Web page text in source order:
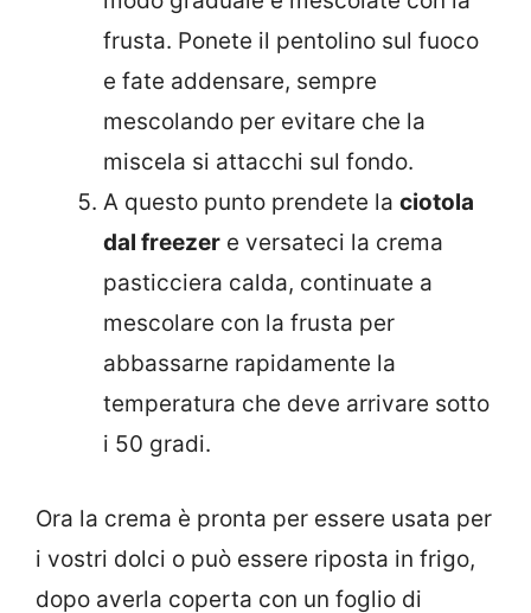
frusta. Ponete il pentolino sul fuoco
e fate addensare, sempre
mescolando per evitare che la
miscela si attacchi sul fondo.
A questo punto prendete la ciotola
dal freezer e versateci la crema
pasticciera calda, continuate a
mescolare con la frusta per
abbassarne rapidamente la
temperatura che deve arrivare sotto
i 50 gradi.
Ora la crema è pronta per essere usata per
i vostri dolci o può essere riposta in frigo,
dopo averla coperta con un foglio di